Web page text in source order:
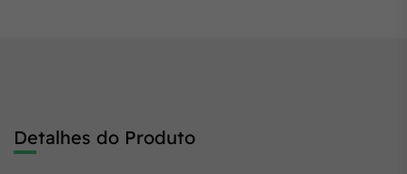
Detalhes do Produto